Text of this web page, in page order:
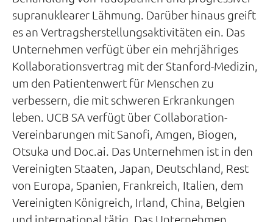
supranuklearer Lähmung. Darüber hinaus greift
es an Vertragsherstellungsaktivitäten ein. Das
Unternehmen verfügt über ein mehrjähriges
Kollaborationsvertrag mit der Stanford-Medizin,
um den Patientenwert für Menschen zu
verbessern, die mit schweren Erkrankungen
leben. UCB SA verfügt über Collaboration-
Vereinbarungen mit Sanofi, Amgen, Biogen,
Otsuka und Doc.ai. Das Unternehmen ist in den
Vereinigten Staaten, Japan, Deutschland, Rest
von Europa, Spanien, Frankreich, Italien, dem
Vereinigten Königreich, Irland, China, Belgien
und international tätig. Das Unternehmen